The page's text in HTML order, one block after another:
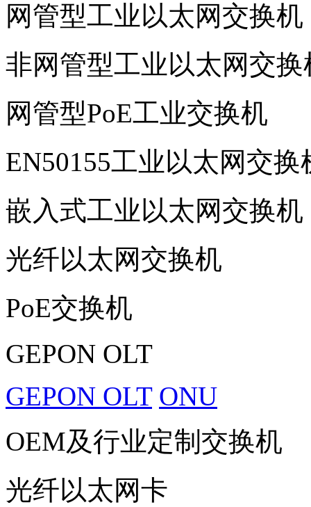
网管型工业以太网交换机
非网管型工业以太网交换
网管型PoE工业交换机
EN50155工业以太网交换
嵌入式工业以太网交换机
光纤以太网交换机
PoE交换机
GEPON OLT
GEPON OLT ONU
OEM及行业定制交换机
光纤以太网卡